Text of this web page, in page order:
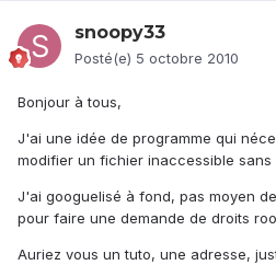
snoopy33
Posté(e) 5 octobre 2010
Bonjour à tous,
J'ai une idée de programme qui
modifier un fichier inaccessible sans
J'ai googuelisé à fond, pas moyen
pour faire une demande de droits
Auriez vous un tuto, une adresse,